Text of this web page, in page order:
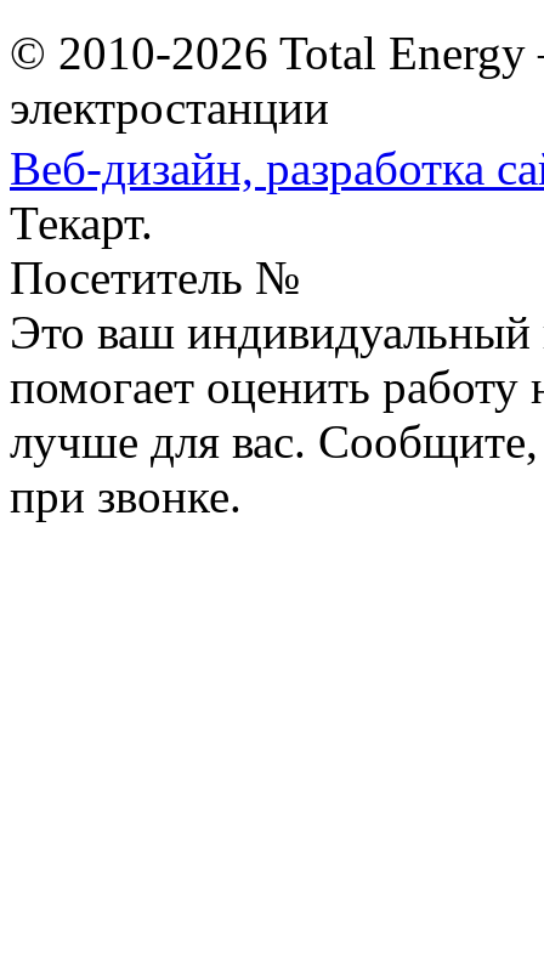
© 2010-2026 Total
электростанции
Веб-дизайн, разработка
Текарт.
Посетитель №
Это ваш
помогает оценить работу
лучше для вас.
при звонке.